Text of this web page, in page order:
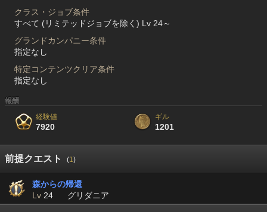
クラス・ジョブ条件
すべて (リミテッドジョブを除く) Lv 24～
グランドカンパニー条件
指定なし
特定コンテンツクリア条件
指定なし
報酬
経験値
7920
ギル
1201
前提クエスト (1)
森からの帰還
Lv 24 グリダニア